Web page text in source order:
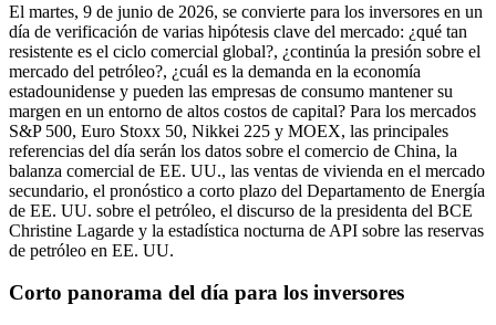
El martes, 9 de junio de 2026, se convierte para los inversores en un
día de verificación de varias hipótesis clave del mercado: ¿qué tan
resistente es el ciclo comercial global?, ¿continúa la presión sobre el
mercado del petróleo?, ¿cuál es la demanda en la economía
estadounidense y pueden las empresas de consumo mantener su
margen en un entorno de altos costos de capital? Para los mercados
S&P 500, Euro Stoxx 50, Nikkei 225 y MOEX, las principales
referencias del día serán los datos sobre el comercio de China, la
balanza comercial de EE. UU., las ventas de vivienda en el mercado
secundario, el pronóstico a corto plazo del Departamento de Energía
de EE. UU. sobre el petróleo, el discurso de la presidenta del BCE
Christine Lagarde y la estadística nocturna de API sobre las reservas
de petróleo en EE. UU.
Corto panorama del día para los inversores